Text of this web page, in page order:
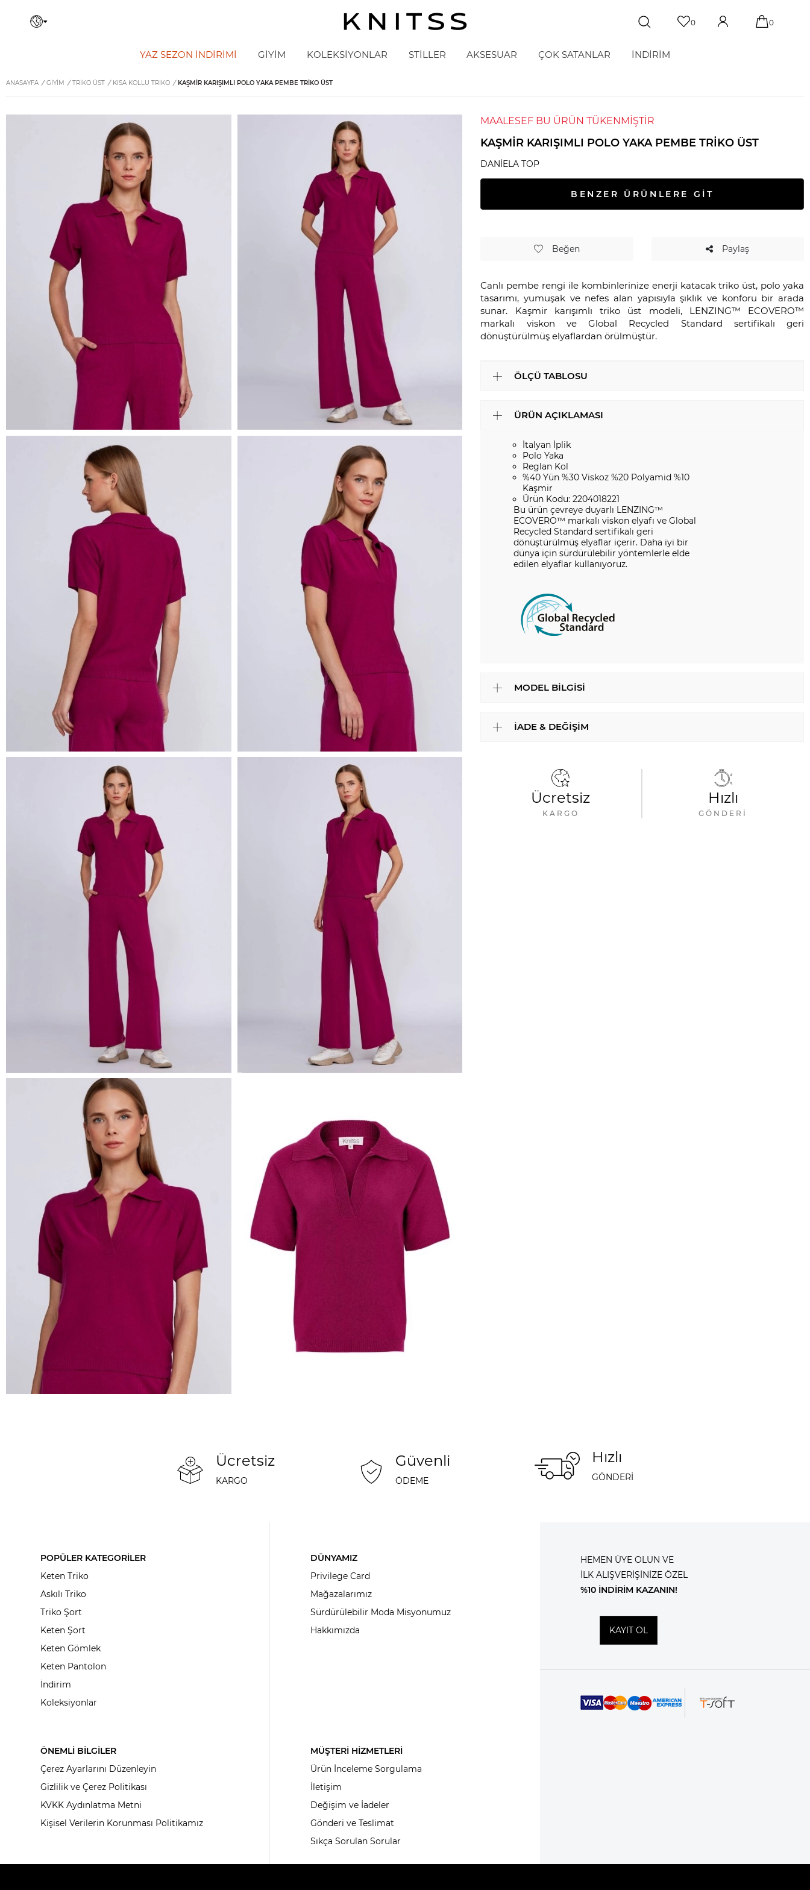
0 0
YAZ SEZON İNDIRIMI GİYİM KOLEKSİYONLAR STİLLER AKSESUAR ÇOK SATANLAR İNDİRİM
ANASAYFA / GİYİM / TRIKO ÜST / KISA KOLLU TRIKO / KAŞMIR KARIŞIMLI POLO YAKA PEMBE TRIKO ÜST
MAALESEF BU ÜRÜN TÜKENMİŞTİR
KAŞMIR KARIŞIMLI POLO YAKA PEMBE TRIKO ÜST
DANIELA TOP
BENZER ÜRÜNLERE GİT
Beğen Paylaş
Canlı pembe rengi ile kombinlerinize enerji katacak triko üst, polo yaka
tasarımı, yumuşak ve nefes alan yapısıyla şıklık ve konforu bir arada
sunar. Kaşmir karışımlı triko üst modeli, LENZING™️ ECOVERO™️
markalı viskon ve Global Recycled Standard sertifikalı geri
dönüştürülmüş elyaflardan örülmüştür.
ÖLÇÜ TABLOSU
ÜRÜN AÇIKLAMASI
İtalyan İplik
Polo Yaka
Reglan Kol
%40 Yün %30 Viskoz %20 Polyamid %10
Kaşmir
Ürün Kodu: 2204018221
Bu ürün çevreye duyarlı LENZING™️
ECOVERO™️ markalı viskon elyafı ve Global
Recycled Standard sertifikalı geri
dönüştürülmüş elyaflar içerir. Daha iyi bir
dünya için sürdürülebilir yöntemlerle elde
edilen elyaflar kullanıyoruz.
MODEL BILGISI
İADE & DEĞIŞIM
Ücretsiz
KARGO
Hızlı
GÖNDERI
Ücretsiz
KARGO
Güvenli
ÖDEME
Hızlı
GÖNDERİ
POPÜLER KATEGORİLER
Keten Triko
Askılı Triko
Triko Şort
Keten Şort
Keten Gömlek
Keten Pantolon
İndirim
Koleksiyonlar
DÜNYAMIZ
Privilege Card
Mağazalarımız
Sürdürülebilir Moda Misyonumuz
Hakkımızda
ÖNEMLİ BİLGİLER
Çerez Ayarlarını Düzenleyin
Gizlilik ve Çerez Politikası
KVKK Aydınlatma Metni
Kişisel Verilerin Korunması Politikamız
MÜŞTERİ HİZMETLERİ
Ürün İnceleme Sorgulama
İletişim
Değişim ve İadeler
Gönderi ve Teslimat
Sıkça Sorulan Sorular
HEMEN ÜYE OLUN VE
İLK ALIŞVERİŞİNİZE ÖZEL
%10 İNDİRİM KAZANIN!
KAYIT OL